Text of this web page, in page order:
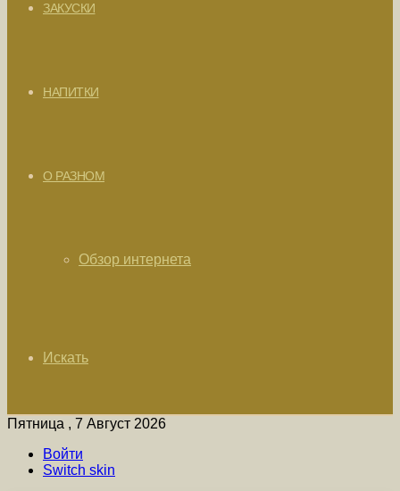
ЗАКУСКИ
НАПИТКИ
О РАЗНОМ
Обзор интернета
Искать
Пятница , 7 Август 2026
Войти
Switch skin